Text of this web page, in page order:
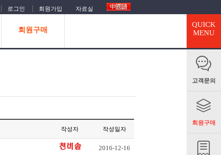
QUICK
MENU
고객문의
회원구매
로그인 회원가입 자료실
회원구매
작성자 작성일자
2016-12-16